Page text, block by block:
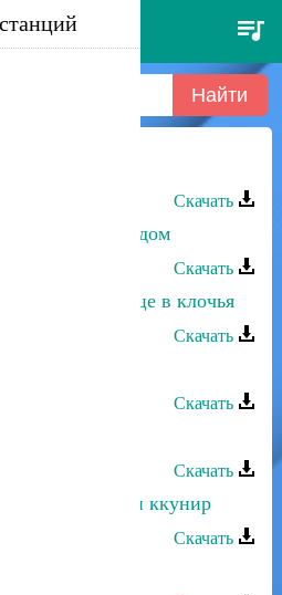
- султан
Корочка льда
Скачать
- Любовь со льдом
Скачать
MARU - Сердце в клочья
Скачать
Скачать
- Осень
Скачать
- Мубкъан ккунир
Скачать
- Аман яр